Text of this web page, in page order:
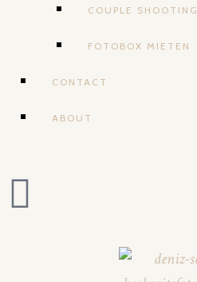
COUPLE SHOOTING
FOTOBOX MIETEN
CONTACT
ABOUT